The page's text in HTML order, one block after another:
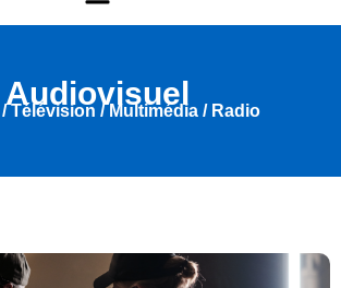
Audiovisuel
Télévision / Multimédia / Radio